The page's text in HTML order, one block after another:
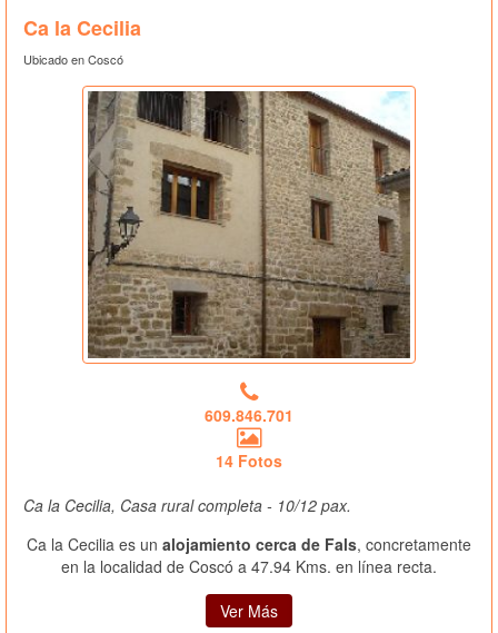
Ca la Cecilia
Ubicado en Coscó
609.846.701
14 Fotos
Ca la Cecilia, Casa rural completa - 10/12 pax.
Ca la Cecilia es un alojamiento cerca de Fals, concretamente
en la localidad de Coscó a 47.94 Kms. en línea recta.
Ver Más